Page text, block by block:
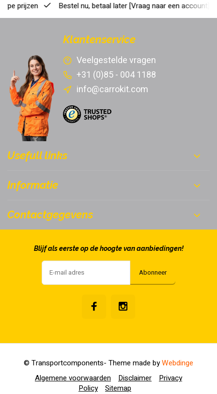
prijzen Bestel nu, betaal later[Vraag naar een account]
Klantenservice
Veelgestelde vragen
+31 (0)85 - 004 1188
info@carrokit.com
Usefull links
Informatie
Contactgegevens
Blijf als eerste op de hoogte van aanbiedingen!
Abonneer
Algemene voorwaarden Disclaimer
Privacy
Policy
Sitemap
© Transportcomponents- Theme made byWebdinge